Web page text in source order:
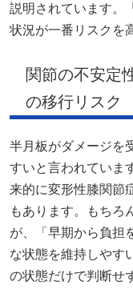
説明されています。
状況が一番リスクを
関節の不安定
の移行リスク
半月板がダメージを
すいと言われていま
来的に変形性膝関節
もあります。もちろ
が、「早期から負担
な状態を維持しやす
の状態だけで判断せ